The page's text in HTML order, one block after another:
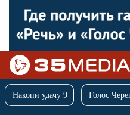
Накопи удачу 9 Голос